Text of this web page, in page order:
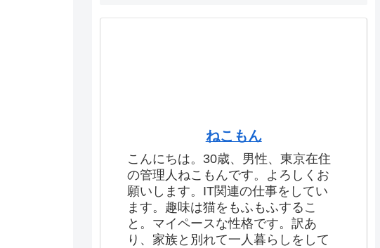
ねこもん
こんにちは。30歳、男性、東京在住
の管理人ねこもんです。よろしくお
願いします。IT関連の仕事をしてい
ます。趣味は猫をもふもふするこ
と。マイペースな性格です。訳あ
り、家族と別れて一人暮らしをして